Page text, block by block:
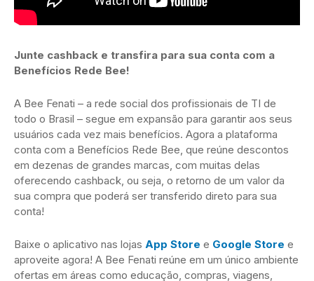
Junte cashback e transfira para sua conta com a
Benefícios Rede Bee!
A Bee Fenati – a rede social dos profissionais de TI de
todo o Brasil – segue em expansão para garantir aos seus
usuários cada vez mais benefícios. Agora a plataforma
conta com a Benefícios Rede Bee, que reúne descontos
em dezenas de grandes marcas, com muitas delas
oferecendo cashback, ou seja, o retorno de um valor da
sua compra que poderá ser transferido direto para sua
conta!
Baixe o aplicativo nas lojas App Store e Google Store e
aproveite agora! A Bee Fenati reúne em um único ambiente
ofertas em áreas como educação, compras, viagens,